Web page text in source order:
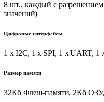
8 шт., каждый с разрешением
значений)
Цифровые интерфейсы
1 x I2C, 1 x SPI, 1 x UART, 1
Размер памяти
32Кб Флеш-памяти, 2Кб